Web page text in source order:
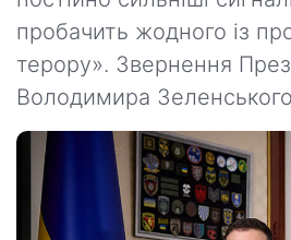
пробачить жодного із
терору». Звернення
Володимира